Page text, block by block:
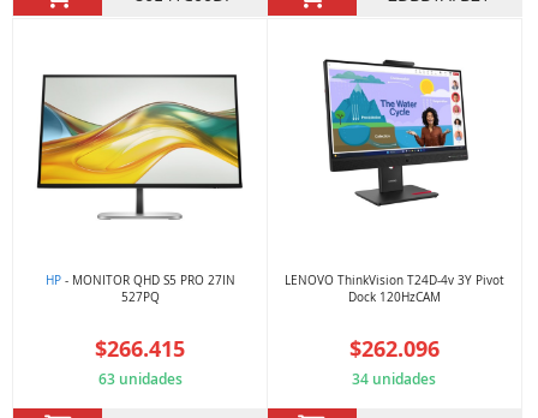
HP- MONITOR QHD S5 PRO 27IN
527PQ
$266.415
63 unidades
LENOVO ThinkVision T24D-4v 3Y Pivot
Dock 120HzCAM
$262.096
34 unidades